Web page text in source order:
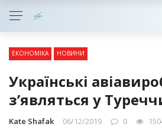
ЕКОНОМІКА НОВИНИ
Українські
з’являться у
Kate Shafak 06/12/2019 0